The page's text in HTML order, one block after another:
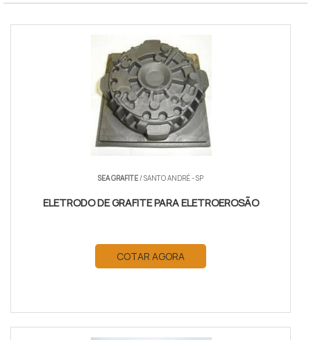
SEA GRAFITE/ SANTO ANDRÉ - SP
ELETRODO DE GRAFITE PARA ELETROEROSÃO
COTAR AGORA